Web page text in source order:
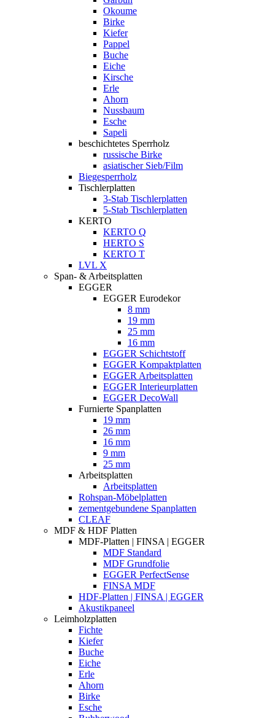
Okoume
Birke
Kiefer
Pappel
Buche
Eiche
Kirsche
Erle
Ahorn
Nussbaum
Esche
Sapeli
beschichtetes Sperrholz
russische Birke
asiatischer Sieb/Film
Biegesperrholz
Tischlerplatten
3-Stab Tischlerplatten
5-Stab Tischlerplatten
KERTO
KERTO Q
HERTO S
KERTO T
LVL X
Span- & Arbeitsplatten
EGGER
EGGER Eurodekor
8 mm
19 mm
25 mm
16 mm
EGGER Schichtstoff
EGGER Kompaktplatten
EGGER Arbeitsplatten
EGGER Interieurplatten
EGGER DecoWall
Furnierte Spanplatten
19 mm
26 mm
16 mm
9 mm
25 mm
Arbeitsplatten
Arbeitsplatten
Rohspan-Möbelplatten
zementgebundene Spanplatten
CLEAF
MDF & HDF Platten
MDF-Platten | FINSA | EGGER
MDF Standard
MDF Grundfolie
EGGER PerfectSense
FINSA MDF
HDF-Platten | FINSA | EGGER
Akustikpaneel
Leimholzplatten
Fichte
Kiefer
Buche
Eiche
Erle
Ahorn
Birke
Esche